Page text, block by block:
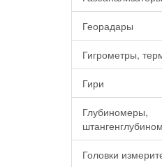
Георадары
Гигрометры,
Гири
Глубиномеры,
Головки